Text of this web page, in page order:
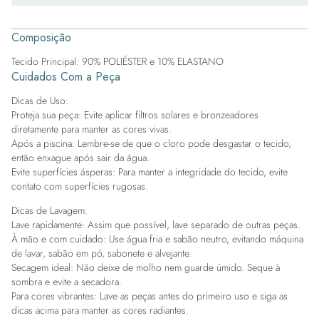
variação de posicionamento conforme o corte.
Ideal para quem busca elegância e conforto, perfeito
para qualquer ocasião de verão.
Composição
Tecido Principal: 90% POLIÉSTER e 10% ELASTANO
Cuidados Com a Peça
Dicas de Uso:
Proteja sua peça: Evite aplicar filtros solares e bronzeadores
diretamente para manter as cores vivas.
Após a piscina: Lembre-se de que o cloro pode desgastar o tecido,
então enxague após sair da água.
Evite superfícies ásperas: Para manter a integridade do tecido, evite
contato com superfícies rugosas.
Dicas de Lavagem:
Lave rapidamente: Assim que possível, lave separado de outras peças.
À mão e com cuidado: Use água fria e sabão neutro, evitando máquina
de lavar, sabão em pó, sabonete e alvejante.
Secagem ideal: Não deixe de molho nem guarde úmido. Seque à
sombra e evite a secadora.
Para cores vibrantes: Lave as peças antes do primeiro uso e siga as
dicas acima para manter as cores radiantes.